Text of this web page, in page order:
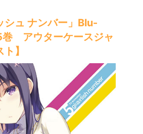
シュ ナンバー」Blu-
アウターケースジャ
】